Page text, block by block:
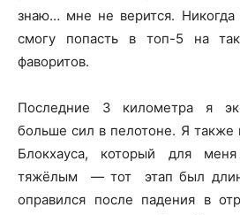
знаю… мне не верится. Никогда
смогу попасть в топ-5 на
фаворитов.
Последние 3 километра я
больше сил в пелотоне. Я также
Блокхауса, который для
тяжёлым — тот этап был
оправился после падения в